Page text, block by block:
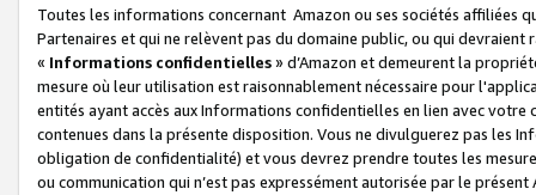
Toutes les informations concernant Amazon ou ses sociétés affiliées
Partenaires et qui ne relèvent pas du domaine public, ou qui
« Informations confidentielles» d’Amazon et demeurent la
mesure où leur utilisation est raisonnablement nécessaire pour
entités ayant accès aux Informations confidentielles en lien avec
contenues dans la présente disposition. Vous ne divulguerez pas les
obligation de confidentialité) et vous devrez prendre toutes les
ou communication qui n’est pas expressément autorisée par le